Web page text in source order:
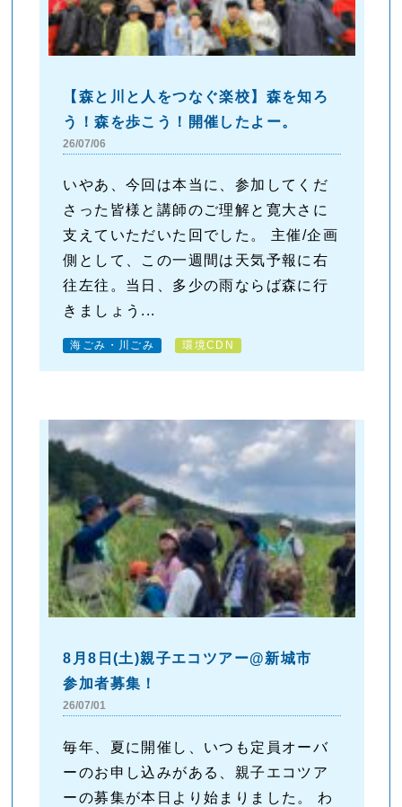
【森と川と人をつなぐ楽校】森を知ろ
う！森を歩こう！開催したよー。
26/07/06
いやあ、今回は本当に、参加してくだ
さった皆様と講師のご理解と寛大さに
支えていただいた回でした。 主催/企画
側として、この一週間は天気予報に右
往左往。当日、多少の雨ならば森に行
きましょう...
海ごみ・川ごみ 環境CDN
8月8日(土)親子エコツアー@新城市
参加者募集！
26/07/01
毎年、夏に開催し、いつも定員オーバ
ーのお申し込みがある、親子エコツア
ーの募集が本日より始まりました。 わ